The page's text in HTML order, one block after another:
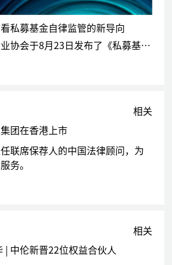
私募基金自律监管的新导向
中国证券投资基金业协会于8月23日发布了《私募基金登记备案动态》。六个最新案例中，主要涉及：不得造假（基本要求）；控股股东、实际控制人和高管的专业性要求；股东、合伙人、实际控制人应具备良好财务状况。本文重点讨论后两点所体现的自律监管新导向。
相关
团在香港上市
联席保荐人的中国法律顾问，为
务。
相关
| 中伦新晋22位权益合伙人